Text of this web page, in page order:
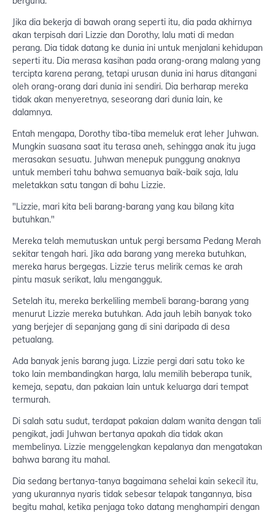
Jika dia bekerja di bawah orang seperti itu, dia pada akhirnya
akan terpisah dari Lizzie dan Dorothy, lalu mati di medan
perang. Dia tidak datang ke dunia ini untuk menjalani kehidupan
seperti itu. Dia merasa kasihan pada orang-orang malang yang
tercipta karena perang, tetapi urusan dunia ini harus ditangani
oleh orang-orang dari dunia ini sendiri. Dia berharap mereka
tidak akan menyeretnya, seseorang dari dunia lain, ke
dalamnya.
Entah mengapa, Dorothy tiba-tiba memeluk erat leher Juhwan.
Mungkin suasana saat itu terasa aneh, sehingga anak itu juga
merasakan sesuatu. Juhwan menepuk punggung anaknya
untuk memberi tahu bahwa semuanya baik-baik saja, lalu
meletakkan satu tangan di bahu Lizzie.
"Lizzie, mari kita beli barang-barang yang kau bilang kita
butuhkan."
Mereka telah memutuskan untuk pergi bersama Pedang Merah
sekitar tengah hari. Jika ada barang yang mereka butuhkan,
mereka harus bergegas. Lizzie terus melirik cemas ke arah
pintu masuk serikat, lalu mengangguk.
Setelah itu, mereka berkeliling membeli barang-barang yang
menurut Lizzie mereka butuhkan. Ada jauh lebih banyak toko
yang berjejer di sepanjang gang di sini daripada di desa
petualang.
Ada banyak jenis barang juga. Lizzie pergi dari satu toko ke
toko lain membandingkan harga, lalu memilih beberapa tunik,
kemeja, sepatu, dan pakaian lain untuk keluarga dari tempat
termurah.
Di salah satu sudut, terdapat pakaian dalam wanita dengan tali
pengikat, jadi Juhwan bertanya apakah dia tidak akan
membelinya. Lizzie menggelengkan kepalanya dan mengatakan
bahwa barang itu mahal.
Dia sedang bertanya-tanya bagaimana sehelai kain sekecil itu,
yang ukurannya nyaris tidak sebesar telapak tangannya, bisa
begitu mahal, ketika penjaga toko datang menghampiri dengan